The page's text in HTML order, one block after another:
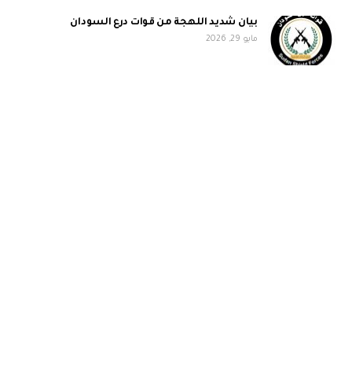
بيان شديد اللهجة من قوات درع السودان
مايو 29, 2026